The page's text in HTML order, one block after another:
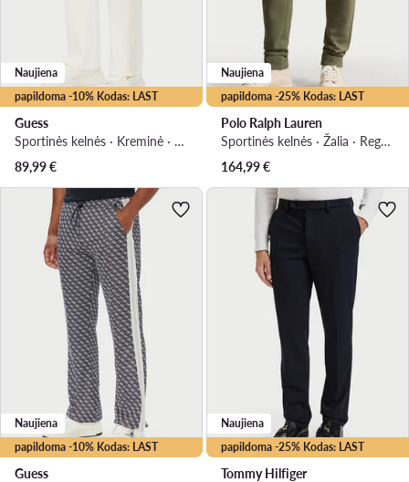
papildoma -10% Kodas: LAST
Naujiena
Guess
Sportinės kelnės · Kreminė · Regular Fit
89,99€
papildoma -25% Kodas: LAST
Naujiena
Polo Ralph Lauren
Sportinės kelnės · Žalia · Regular Fit
164,99€
papildoma -10% Kodas: LAST
Naujiena
Guess
papildoma -25% Kodas: LAST
Naujiena
Tommy Hilfiger